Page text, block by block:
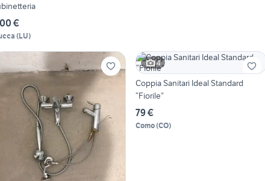
€
(LU)
4
Coppia Sanitari Ideal Standard
“Fiorile”
79 €
Como(CO)